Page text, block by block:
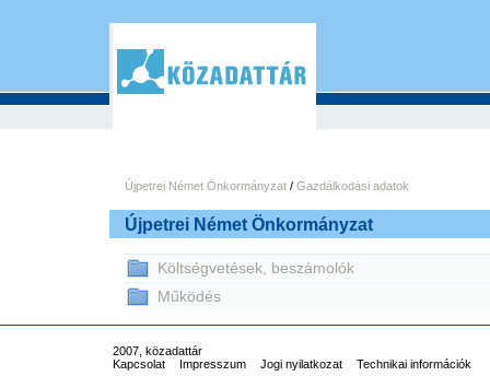
Újpetrei Német Önkormányzat / Gazdálkodási adatok
Újpetrei Német Önkormányzat
Költségvetések, beszámolók
Működés
2007, közadattár
Kapcsolat
Impresszum Jogi nyilatkozat Technikai információk